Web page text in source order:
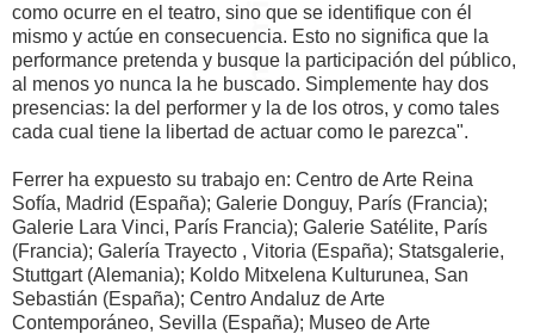
como ocurre en el teatro, sino que se identifique con él
mismo y actúe en consecuencia. Esto no significa que la
performance pretenda y busque la participación del público,
al menos yo nunca la he buscado. Simplemente hay dos
presencias: la del performer y la de los otros, y como tales
cada cual tiene la libertad de actuar como le parezca".
Ferrer ha expuesto su trabajo en: Centro de Arte Reina
Sofía, Madrid (España); Galerie Donguy, París (Francia);
Galerie Lara Vinci, París Francia); Galerie Satélite, París
(Francia); Galería Trayecto , Vitoria (España); Statsgalerie,
Stuttgart (Alemania); Koldo Mitxelena Kulturunea, San
Sebastián (España); Centro Andaluz de Arte
Contemporáneo, Sevilla (España); Museo de Arte